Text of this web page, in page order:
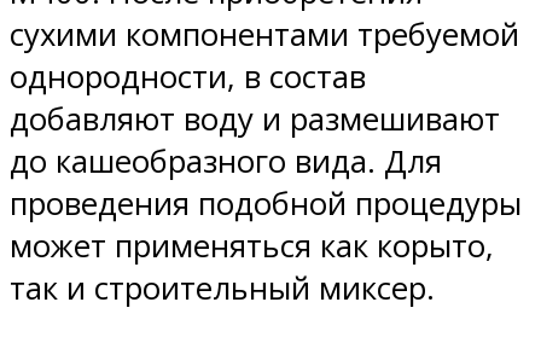
сухими компонентами требуемой
однородности, в состав
добавляют воду и размешивают
до кашеобразного вида. Для
проведения подобной процедуры
может применяться как корыто,
так и строительный миксер.